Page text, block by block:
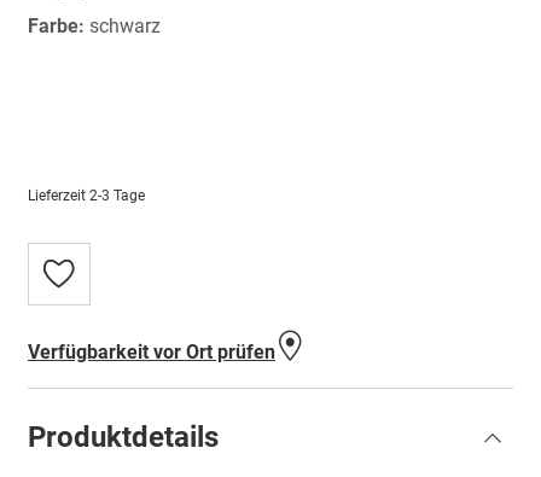
Farbe: schwarz
Lieferzeit 2-3 Tage
Zur
Wunschliste
Verfügbarkeit vor Ort prüfen
Produktdetails